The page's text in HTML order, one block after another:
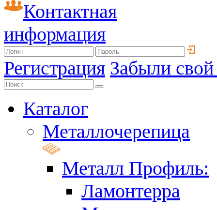
Контактная
информация
Регистрация Забыли
Каталог
Металлочерепица
Металл Профиль:
Ламонтерра